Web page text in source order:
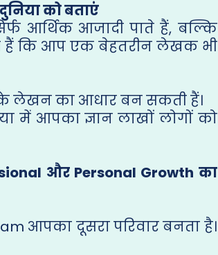
को बताएं
आर्थिक आजादी पाते हैं, बल्कि
हैं कि आप एक बेहतरीन लेखक भी
लेखन का आधार बन सकती हैं।
में आपका ज्ञान लाखों लोगों को
और Personal Growth का
आपका दूसरा परिवार बनता है।